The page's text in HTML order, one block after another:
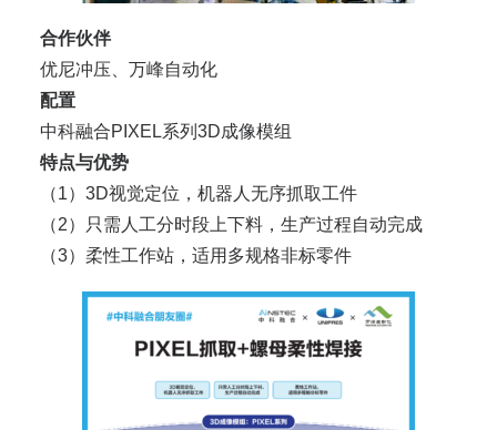
合作伙伴
优尼冲压、万峰自动化
配置
中科融合PIXEL系列3D成像模组
特点与优势
（1）3D视觉定位，机器人无序抓取工件
（2）只需人工分时段上下料，生产过程自动完成
（3）柔性工作站，适用多规格非标零件